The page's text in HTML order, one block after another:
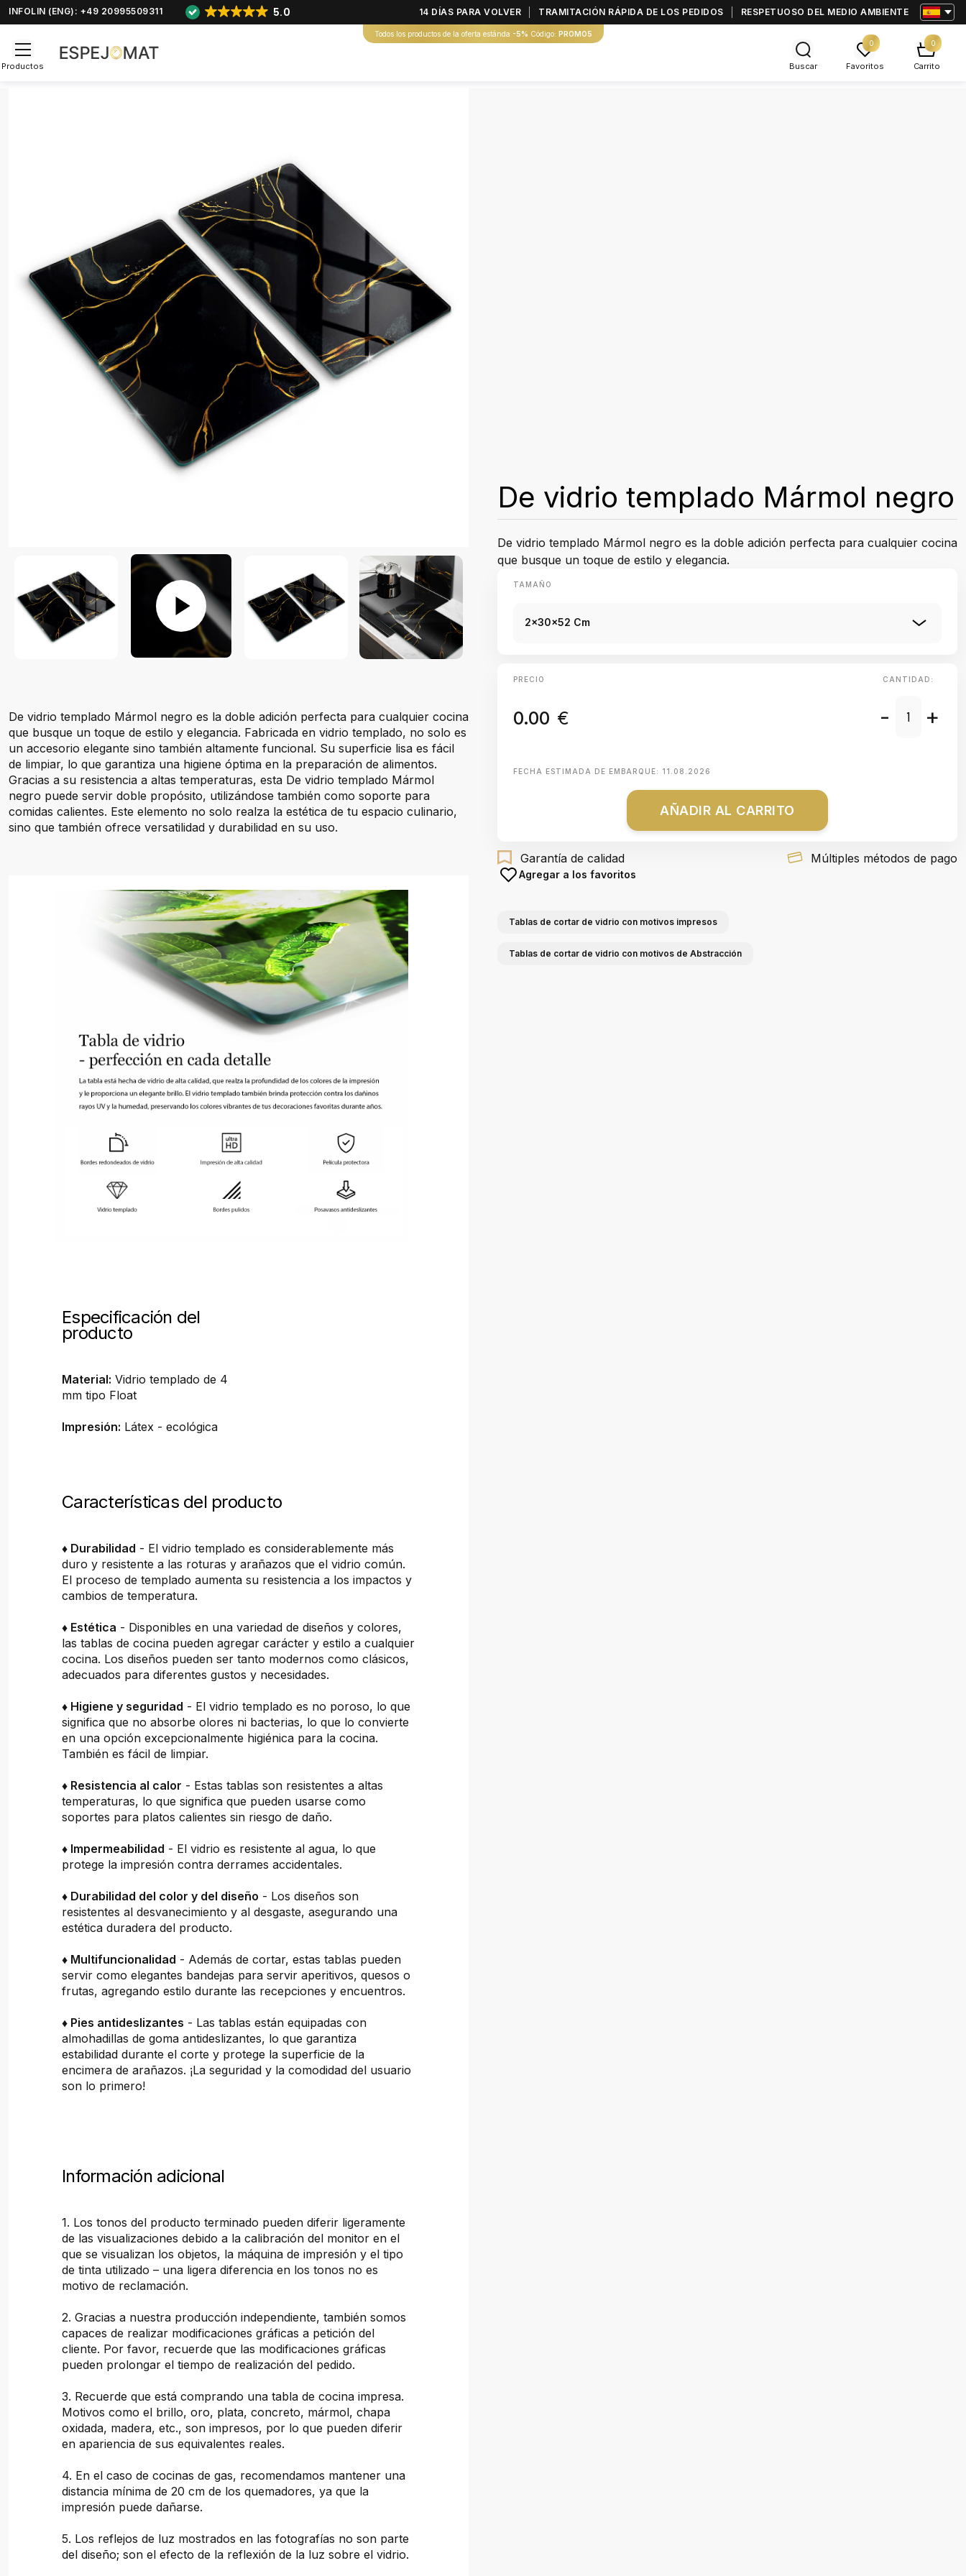
INFOLIN (ENG): +49 20995509311 5.0 14 DÍAS PARA VOLVER TRAMITACIÓN RÁPIDA DE LOS PEDIDOS RESPETUOSO DEL MEDIO AMBIENTE
Todos los productos de la oferta estánda -5% Código: PROMO5
Productos Buscar
0
Favoritos
0
Carrito
De vidrio templado Mármol negro es la doble adición perfecta para cualquier cocina
que busque un toque de estilo y elegancia. Fabricada en vidrio templado, no solo es
un accesorio elegante sino también altamente funcional. Su superficie lisa es fácil
de limpiar, lo que garantiza una higiene óptima en la preparación de alimentos.
Gracias a su resistencia a altas temperaturas, esta De vidrio templado Mármol
negro puede servir doble propósito, utilizándose también como soporte para
comidas calientes. Este elemento no solo realza la estética de tu espacio culinario,
sino que también ofrece versatilidad y durabilidad en su uso.
Especificación del
producto
Material: Vidrio templado de 4
mm tipo Float
Impresión: Látex - ecológica
Características del producto
♦ Durabilidad - El vidrio templado es considerablemente más
duro y resistente a las roturas y arañazos que el vidrio común.
El proceso de templado aumenta su resistencia a los impactos y
cambios de temperatura.
♦ Estética - Disponibles en una variedad de diseños y colores,
las tablas de cocina pueden agregar carácter y estilo a cualquier
cocina. Los diseños pueden ser tanto modernos como clásicos,
adecuados para diferentes gustos y necesidades.
♦ Higiene y seguridad - El vidrio templado es no poroso, lo que
significa que no absorbe olores ni bacterias, lo que lo convierte
en una opción excepcionalmente higiénica para la cocina.
También es fácil de limpiar.
♦ Resistencia al calor - Estas tablas son resistentes a altas
temperaturas, lo que significa que pueden usarse como
soportes para platos calientes sin riesgo de daño.
♦ Impermeabilidad - El vidrio es resistente al agua, lo que
protege la impresión contra derrames accidentales.
♦ Durabilidad del color y del diseño - Los diseños son
resistentes al desvanecimiento y al desgaste, asegurando una
estética duradera del producto.
♦ Multifuncionalidad - Además de cortar, estas tablas pueden
servir como elegantes bandejas para servir aperitivos, quesos o
frutas, agregando estilo durante las recepciones y encuentros.
♦ Pies antideslizantes - Las tablas están equipadas con
almohadillas de goma antideslizantes, lo que garantiza
estabilidad durante el corte y protege la superficie de la
encimera de arañazos. ¡La seguridad y la comodidad del usuario
son lo primero!
Información adicional
1. Los tonos del producto terminado pueden diferir ligeramente
de las visualizaciones debido a la calibración del monitor en el
que se visualizan los objetos, la máquina de impresión y el tipo
de tinta utilizado – una ligera diferencia en los tonos no es
motivo de reclamación.
2. Gracias a nuestra producción independiente, también somos
capaces de realizar modificaciones gráficas a petición del
cliente. Por favor, recuerde que las modificaciones gráficas
pueden prolongar el tiempo de realización del pedido.
3. Recuerde que está comprando una tabla de cocina impresa.
Motivos como el brillo, oro, plata, concreto, mármol, chapa
oxidada, madera, etc., son impresos, por lo que pueden diferir
en apariencia de sus equivalentes reales.
4. En el caso de cocinas de gas, recomendamos mantener una
distancia mínima de 20 cm de los quemadores, ya que la
impresión puede dañarse.
5. Los reflejos de luz mostrados en las fotografías no son parte
del diseño; son el efecto de la reflexión de la luz sobre el vidrio.
De vidrio templado Mármol negro
De vidrio templado Mármol negro es la doble adición perfecta para cualquier cocina
que busque un toque de estilo y elegancia.
TAMAÑO
2x30x52 Cm
PRECIO
0.00 €
CANTIDAD:
- +
FECHA ESTIMADA DE EMBARQUE: 11.08.2026
AÑADIR AL CARRITO
Garantía de calidad Múltiples métodos de pago
Agregar a los favoritos
Tablas de cortar de vidrio con motivos impresos
Tablas de cortar de vidrio con motivos de Abstracción